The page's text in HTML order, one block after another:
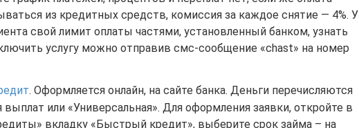
из кредитных средств, комиссия за каждое снятие — 4%. У
свой лимит оплаты частями, установленный банком, узнать
услугу можно отправив смс-сообщение «chast» на номер
. Оформляется онлайн, на сайте банка. Деньги перечисляются
выплат или «Универсальная». Для оформления заявки, откройте в
вкладку «Быстрый кредит», выберите срок займа – на